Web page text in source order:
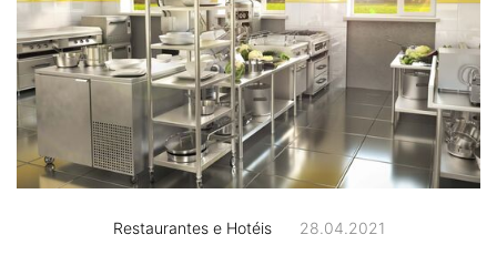
Restaurantes e Hotéis 28.04.2021